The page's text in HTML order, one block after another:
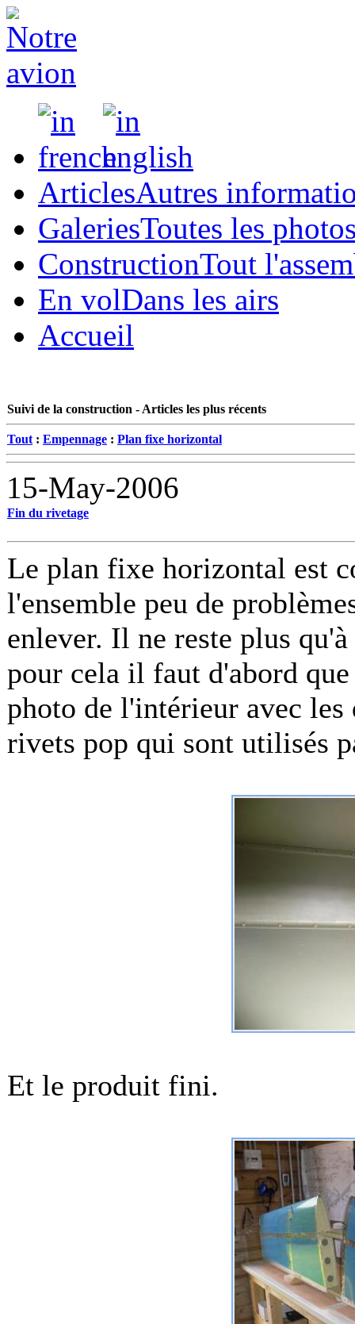
ArticlesAutres
GaleriesToutes les
ConstructionTout
En volDans les airs
Accueil
Suivi de la construction - Articles les plus récents
Tout : Empennage : Plan fixe horizontal
15-May-2006
Fin du rivetage
Le plan fixe horizontal est
l'ensemble peu de
enlever. Il ne reste plus
pour cela il faut d'abord
photo de l'intérieur avec les
rivets pop qui sont utilisés
Et le produit fini.